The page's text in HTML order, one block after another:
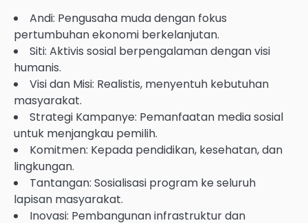
Andi: Pengusaha muda dengan fokus
pertumbuhan ekonomi berkelanjutan.
Siti: Aktivis sosial berpengalaman dengan visi
humanis.
Visi dan Misi: Realistis, menyentuh kebutuhan
masyarakat.
Strategi Kampanye: Pemanfaatan media sosial
untuk menjangkau pemilih.
Komitmen: Kepada pendidikan, kesehatan, dan
lingkungan.
Tantangan: Sosialisasi program ke seluruh
lapisan masyarakat.
Inovasi: Pembangunan infrastruktur dan